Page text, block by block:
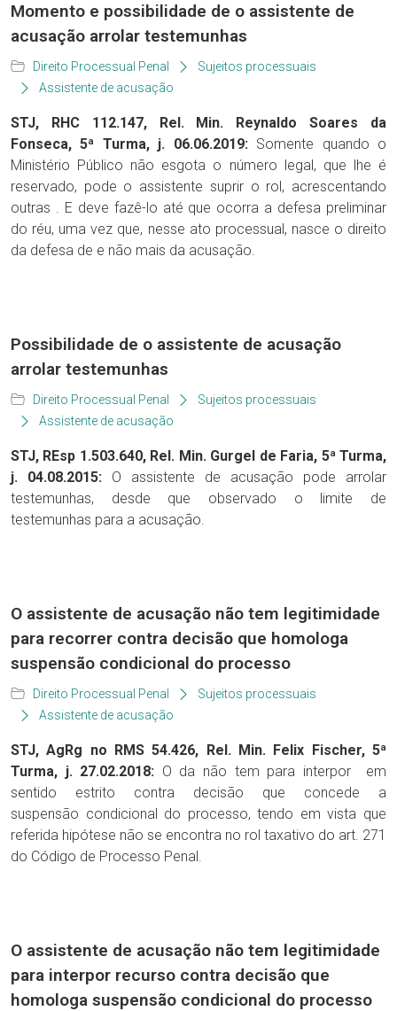
Momento e possibilidade de o assistente de
acusação arrolar testemunhas
Direito Processual Penal
Sujeitos processuais
Assistente de acusação
STJ, RHC 112.147, Rel. Min. Reynaldo Soares da
Fonseca, 5ª Turma, j. 06.06.2019: Somente quando o
Ministério Público não esgota o número legal, que lhe é
reservado, pode o assistente suprir o rol, acrescentando
outras . E deve fazê-lo até que ocorra a defesa preliminar
do réu, uma vez que, nesse ato processual, nasce o direito
da defesa de e não mais da acusação.
Possibilidade de o assistente de acusação
arrolar testemunhas
Direito Processual Penal
Sujeitos processuais
Assistente de acusação
STJ, REsp 1.503.640, Rel. Min. Gurgel de Faria, 5ª Turma,
j. 04.08.2015: O assistente de acusação pode arrolar
testemunhas, desde que observado o limite de
testemunhas para a acusação.
O assistente de acusação não tem legitimidade
para recorrer contra decisão que homologa
suspensão condicional do processo
Direito Processual Penal
Sujeitos processuais
Assistente de acusação
STJ, AgRg no RMS 54.426, Rel. Min. Felix Fischer, 5ª
Turma, j. 27.02.2018: O da não tem para interpor em
sentido estrito contra decisão que concede a
suspensão condicional do processo, tendo em vista que
referida hipótese não se encontra no rol taxativo do art. 271
do Código de Processo Penal.
O assistente de acusação não tem legitimidade
para interpor recurso contra decisão que
homologa suspensão condicional do processo